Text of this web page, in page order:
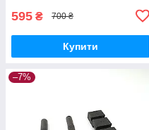
595 ₴ 700 ₴
Купити
–7%